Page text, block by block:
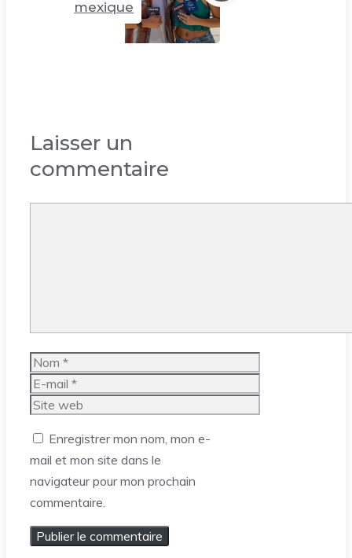
mexique
Laisser un
commentaire
Nom
E-
mail
Site
Enregistrer mon nom, mon e-
mail et mon site dans le
navigateur pour mon prochain
commentaire.